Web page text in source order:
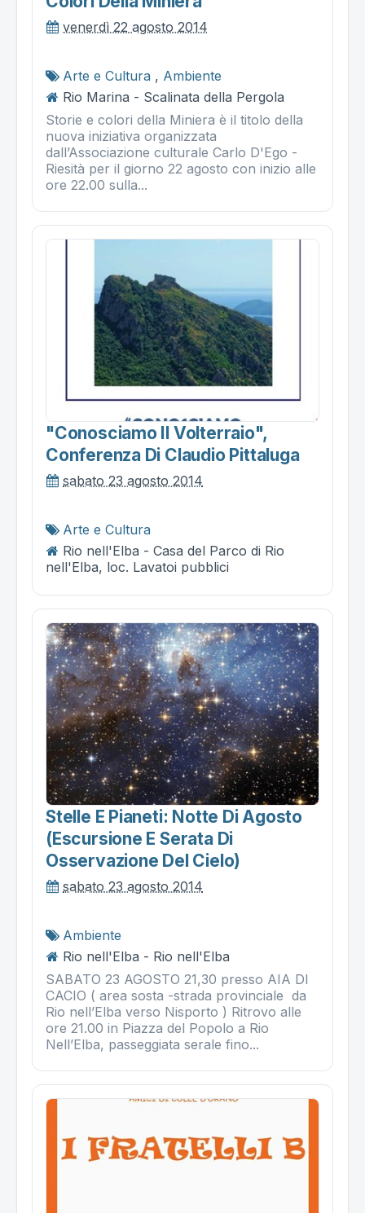
venerdì 22 agosto 2014
Arte e Cultura , Ambiente
Rio Marina - Scalinata della Pergola
Storie e colori della Miniera è il titolo della
nuova iniziativa organizzata
dall’Associazione culturale Carlo D'Ego -
Riesità per il giorno 22 agosto con inizio alle
ore 22.00 sulla...
"conosciamo Il Volterraio",
Conferenza Di Claudio Pittaluga
sabato 23 agosto 2014
Arte e Cultura
Rio nell'Elba - Casa del Parco di Rio
nell'Elba, loc. Lavatoi pubblici
Stelle E Pianeti: Notte Di Agosto
(escursione E Serata Di
Osservazione Del Cielo)
sabato 23 agosto 2014
Ambiente
Rio nell'Elba - Rio nell'Elba
SABATO 23 AGOSTO 21,30 presso AIA DI
CACIO ( area sosta -strada provinciale da
Rio nell’Elba verso Nisporto ) Ritrovo alle
ore 21.00 in Piazza del Popolo a Rio
Nell’Elba, passeggiata serale fino...